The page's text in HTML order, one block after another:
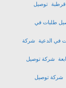
توصيل
طلبات في
في الدعية شركة
شركة توصيل
شركة توصيل